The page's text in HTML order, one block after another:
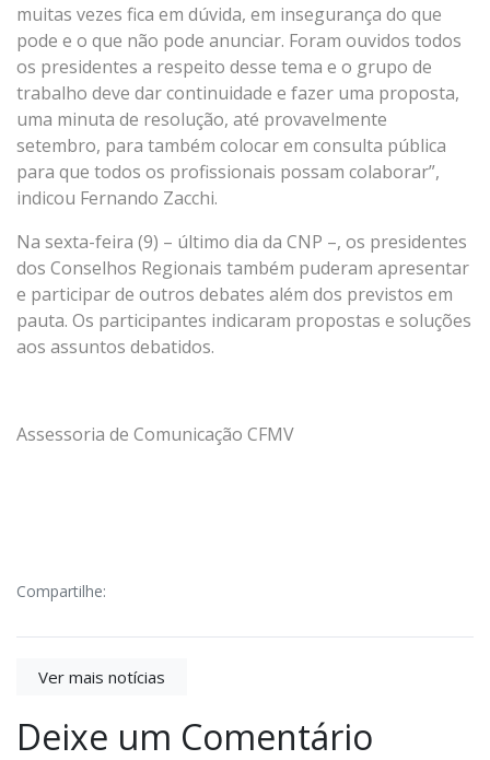
muitas vezes fica em dúvida, em insegurança do que
pode e o que não pode anunciar. Foram ouvidos todos
os presidentes a respeito desse tema e o grupo de
trabalho deve dar continuidade e fazer uma proposta,
uma minuta de resolução, até provavelmente
setembro, para também colocar em consulta pública
para que todos os profissionais possam colaborar”,
indicou Fernando Zacchi.
Na sexta-feira (9) – último dia da CNP –, os presidentes
dos Conselhos Regionais também puderam apresentar
e participar de outros debates além dos previstos em
pauta. Os participantes indicaram propostas e soluções
aos assuntos debatidos.
Assessoria de Comunicação CFMV
Compartilhe:
Ver mais notícias
Deixe um Comentário